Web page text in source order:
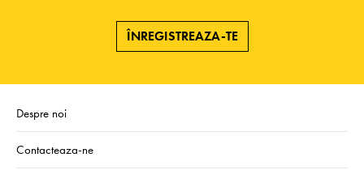
ÎNREGISTREAZA-TE
Despre noi
Contacteaza-ne